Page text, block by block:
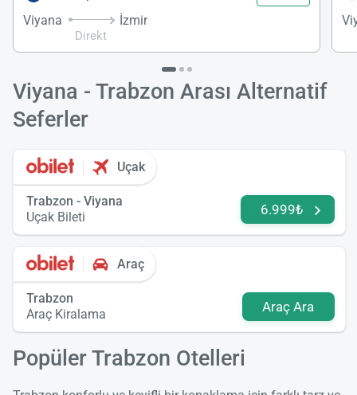
Viyana
Direkt
İzmir
Viyana - Trabzon Arası Alternatif
Seferler
Uçak
Trabzon - Viyana
Uçak Bileti
6.999₺
Araç
Trabzon
Araç Kiralama
Araç Ara
Popüler Trabzon Otelleri